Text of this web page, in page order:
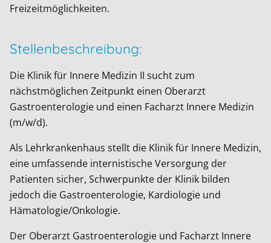
Freizeitmöglichkeiten.
Stellenbeschreibung:
Die Klinik für Innere Medizin II sucht zum
nächstmöglichen Zeitpunkt einen Oberarzt
Gastroenterologie und einen Facharzt Innere Medizin
(m/w/d).
Als Lehrkrankenhaus stellt die Klinik für Innere Medizin,
eine umfassende internistische Versorgung der
Patienten sicher, Schwerpunkte der Klinik bilden
jedoch die Gastroenterologie, Kardiologie und
Hämatologie/Onkologie.
Der Oberarzt Gastroenterologie und Facharzt Innere